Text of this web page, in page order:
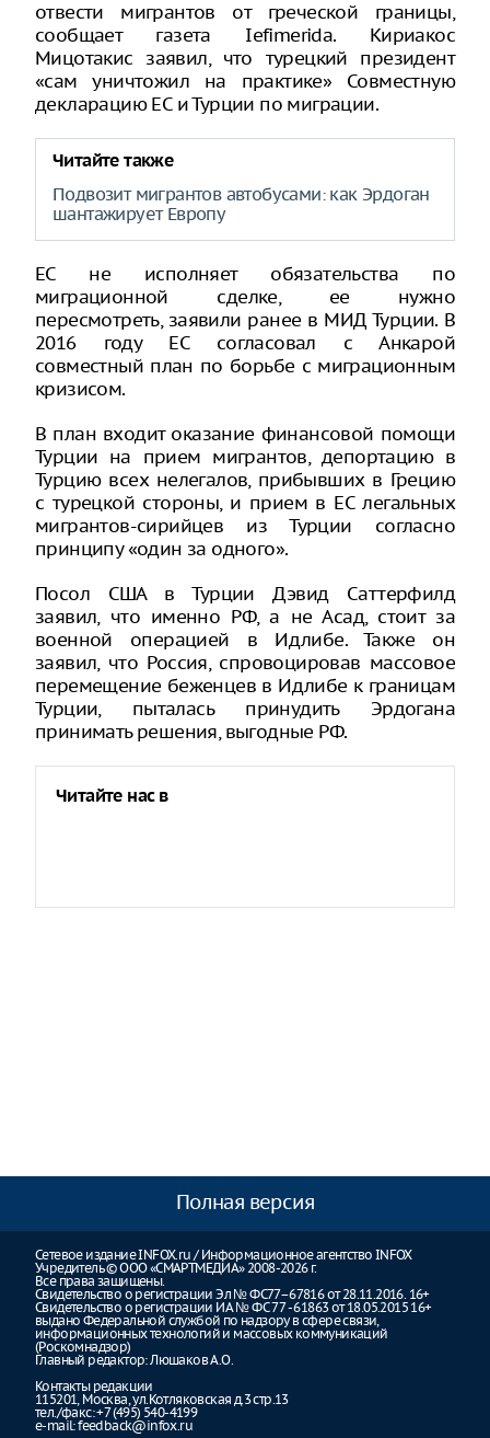
отвести мигрантов от греческой границы,
сообщает газета Iefimerida. Кириакос
Мицотакис заявил, что турецкий президент
«сам уничтожил на практике» Совместную
декларацию ЕС и Турции по миграции.
Читайте также
Подвозит мигрантов автобусами: как Эрдоган
шантажирует Европу
ЕС не исполняет обязательства по
миграционной сделке, ее нужно
пересмотреть, заявили ранее в МИД Турции. В
2016 году ЕС согласовал с Анкарой
совместный план по борьбе с миграционным
кризисом.
В план входит оказание финансовой помощи
Турции на прием мигрантов, депортацию в
Турцию всех нелегалов, прибывших в Грецию
с турецкой стороны, и прием в ЕС легальных
мигрантов-сирийцев из Турции согласно
принципу «один за одного».
Посол США в Турции Дэвид Саттерфилд
заявил, что именно РФ, а не Асад, стоит за
военной операцией в Идлибе. Также он
заявил, что Россия, спровоцировав массовое
перемещение беженцев в Идлибе к границам
Турции, пыталась принудить Эрдогана
принимать решения, выгодные РФ.
Читайте нас в
Полная версия
Сетевое издание INFOX.ru / Информационное агентство INFOX
Учредитель © ООО «СМАРТМЕДИА» 2008-2026 г.
Все права защищены.
Свидетельство о регистрации Эл № ФС77–67816 от 28.11.2016. 16+
Свидетельство о регистрации ИА № ФС 77 - 61863 от 18.05.2015 16+
выдано Федеральной службой по надзору в сфере связи,
информационных технологий и массовых коммуникаций
(Роскомнадзор)
Главный редактор: Люшаков А.О.
Контакты редакции
115201, Москва, ул.Котляковская д.3 стр.13
тел./факс: +7 (495) 540-4199
e-mail:feedback@infox.ru